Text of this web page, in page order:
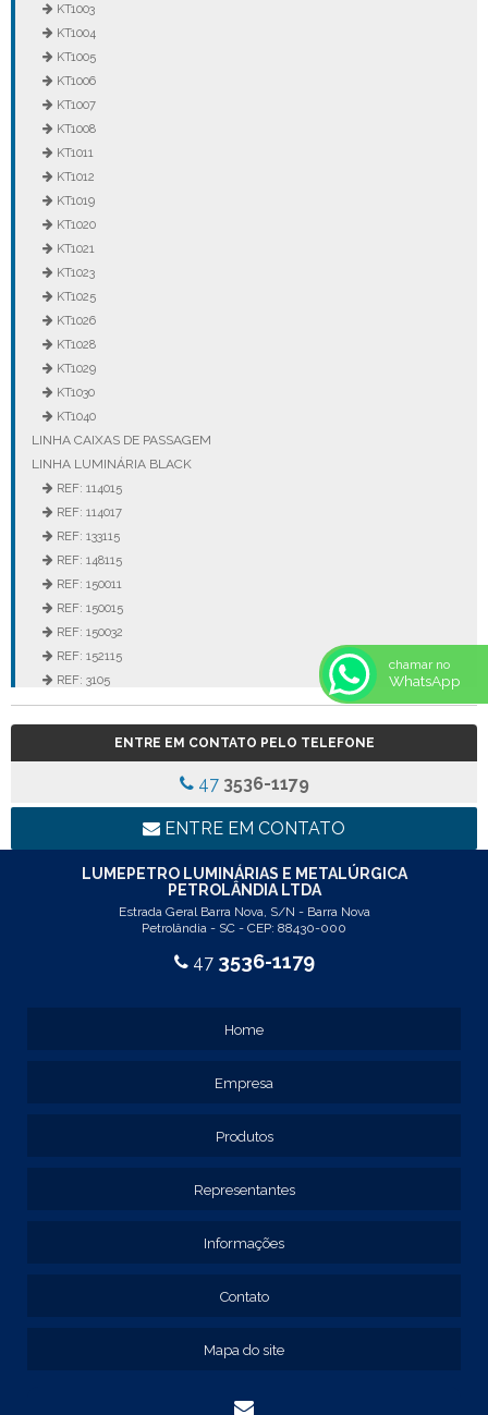
KT1003
KT1004
KT1005
KT1006
KT1007
KT1008
KT1011
KT1012
KT1019
KT1020
KT1021
KT1023
KT1025
KT1026
KT1028
KT1029
KT1030
KT1040
LINHA CAIXAS DE PASSAGEM
LINHA LUMINÁRIA BLACK
REF: 114015
REF: 114017
REF: 133115
REF: 148115
REF: 150011
REF: 150015
REF: 150032
REF: 152115
REF: 3105
REF: 3106
REF: 5105
LINHA LUMINÁRIA COMERCIAL DE EMBUTIR
REF: 102005
REF: 103005
REF: 105015
ENTRE EM CONTATO PELO TELEFONE
47 3536-1179
ENTRE EM CONTATO
LUMEPETRO LUMINÁRIAS E METALÚRGICA
PETROLÂNDIA LTDA
Estrada Geral Barra Nova, S/N - Barra Nova
Petrolândia - SC - CEP: 88430-000
47 3536-1179
Home
Empresa
Produtos
Representantes
Informações
Contato
Mapa do site
chamar no
WhatsApp